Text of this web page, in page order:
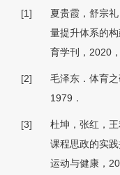
[1]
夏贵霞，舒宗
量提升体系的
育学刊，2020
[2]
毛泽东．体育
1979．
[3]
杜坤，张红，
课程思政的实
运动与健康，